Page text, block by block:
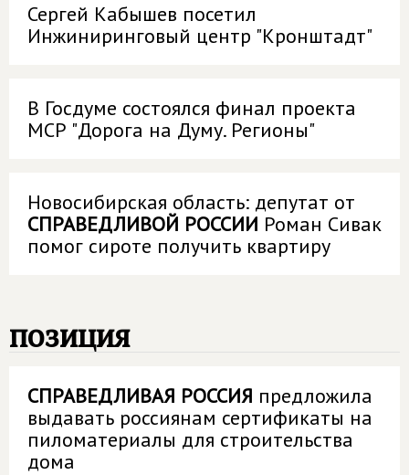
Сергей Кабышев посетил
Инжиниринговый центр "Кронштадт"
В Госдуме состоялся финал проекта
МСР "Дорога на Думу. Регионы"
Новосибирская область: депутат от
СПРАВЕДЛИВОЙ РОССИИ Роман Сивак
помог сироте получить квартиру
позиция
СПРАВЕДЛИВАЯ РОССИЯ предложила
выдавать россиянам сертификаты на
пиломатериалы для строительства
дома